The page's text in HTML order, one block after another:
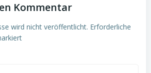
Kommentar
wird nicht veröffentlicht. Erforderliche